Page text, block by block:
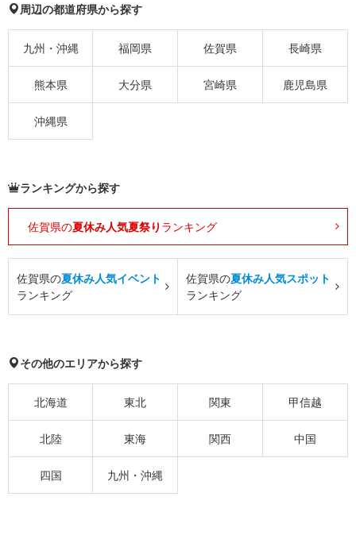
周辺の都道府県から探す
九州・沖縄 福岡県 佐賀県 長崎県
熊本県 大分県 宮崎県 鹿児島県
沖縄県
ランキングから探す
佐賀県の夏休み人気夏祭り ランキング
佐賀県の夏休み人気イベント
ランキング
佐賀県の夏休み人気スポット
ランキング
その他のエリアから探す
北海道 東北 関東 甲信越
北陸 東海 関西 中国
四国 九州・沖縄